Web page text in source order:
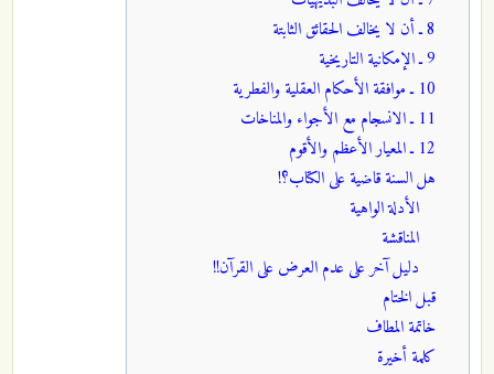
8 ـ أن لا يخالف الحقائق الثابتة
9 ـ الإمكانية التاريخية
10 ـ موافقة الأحكام العقلية والفطرية
11 ـ الانسجام مع الأجواء والمناخات
12 ـ المعيار الأعظم والأقوم
هل السنة قاضية على الكتاب؟!
الأدلة الواهية
المناقشة
دليل آخر على عدم العرض على القرآن!!
قبل الختام
خاتمة المطاف
كلمة أخيرة